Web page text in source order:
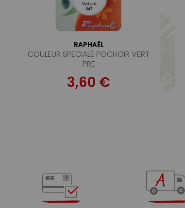
RAPHAËL
COULEUR SPECIALE POCHOIR VERT
PRE
3,60 €